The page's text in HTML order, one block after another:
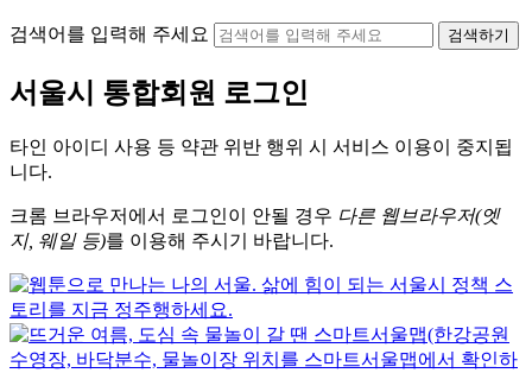
검색어를 입력해 주세요 검색하기
서울시 통합회원 로그인
타인 아이디 사용 등 약관 위반 행위 시 서비스 이용이 중지됩
니다.
크롬 브라우저에서 로그인이 안될 경우 다른 웹브라우저(엣
지, 웨일 등)를 이용해 주시기 바랍니다.